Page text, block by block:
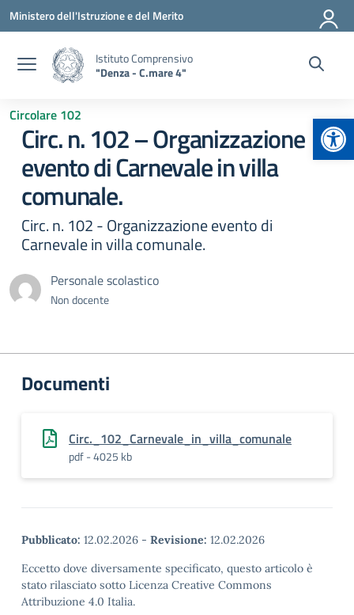
Vai ai contenuti
Vai al menu di navigazione
Vai al footer
Ministero dell'Istruzione e del Merito
Istituto Comprensivo
"Denza - C.mare 4"
Circolare 102
Circ. n. 102 – Organizzazione
evento di Carnevale in villa
comunale.
Circ. n. 102 - Organizzazione evento di
Carnevale in villa comunale.
Personale scolastico
Non docente
Documenti
Circ._102_Carnevale_in_villa_comunale
pdf - 4025 kb
Pubblicato: 12.02.2026 - Revisione: 12.02.2026
Eccetto dove diversamente specificato, questo articolo è
stato rilasciato sotto Licenza Creative Commons
Attribuzione 4.0 Italia.